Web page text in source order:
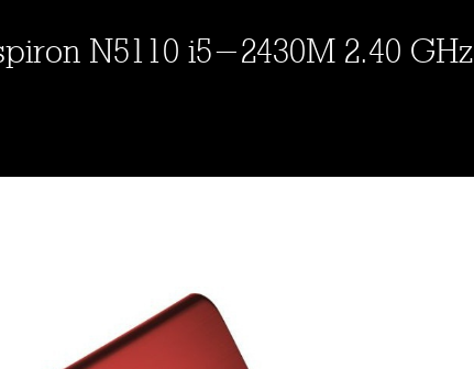
N5110 i5-2430M 2.40 GHz